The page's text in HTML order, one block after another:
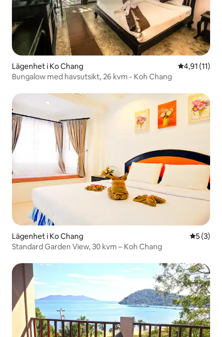
Lägenhet i Ko Chang 4,91 av 5 i
4,91 (11)
Bungalow med havsutsikt, 26 kvm - Koh Chang
Lägenhet i Ko Chang 5 av 5 i
5 (3)
Standard Garden View, 30 kvm – Koh Chang